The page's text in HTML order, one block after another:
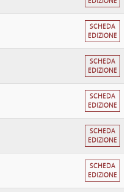
SCHEDA
EDIZIONE
SCHEDA
EDIZIONE
SCHEDA
EDIZIONE
SCHEDA
EDIZIONE
SCHEDA
EDIZIONE